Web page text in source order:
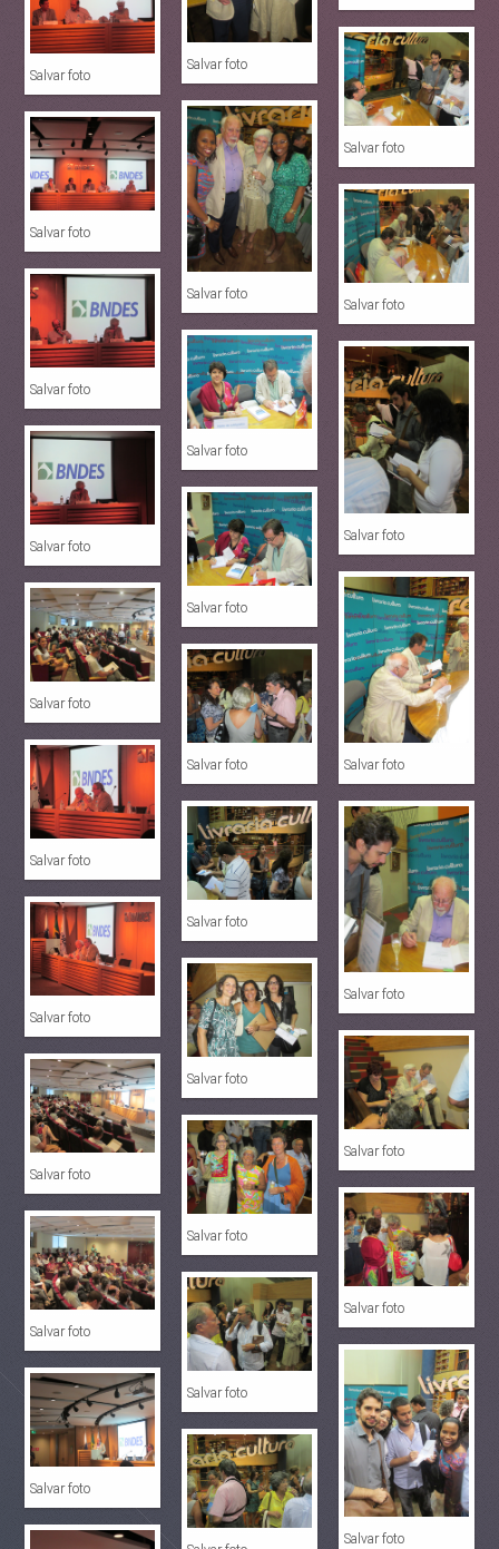
Salvar foto
Salvar foto
Salvar foto
Salvar foto
Salvar foto
Salvar foto
Salvar foto
Salvar foto
Salvar foto
Salvar foto
Salvar foto
Salvar foto
Salvar foto
Salvar foto
Salvar foto
Salvar foto
Salvar foto
Salvar foto
Salvar foto
Salvar foto
Salvar foto
Salvar foto
Salvar foto
Salvar foto
Salvar foto
Salvar foto
Salvar foto